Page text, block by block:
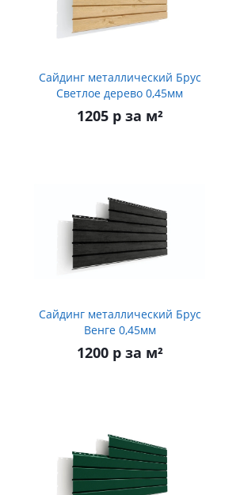
Сайдинг металлический Брус
Светлое дерево 0,45мм
1205 р за м²
Сайдинг металлический Брус
Венге 0,45мм
1200 р за м²